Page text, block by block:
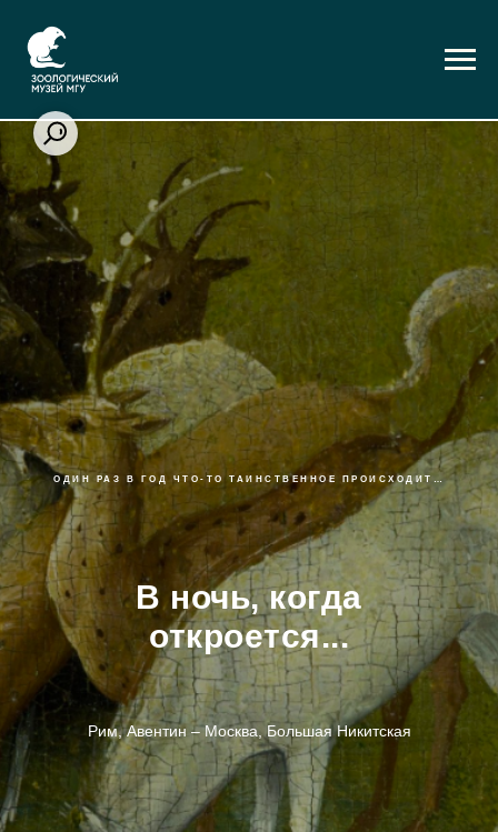
ОДИН РАЗ В ГОД ЧТО-ТО ТАИНСТВЕННОЕ ПРОИСХОДИТ…
В ночь, когда
откроется...
Рим, Авентин – Москва, Большая Никитская